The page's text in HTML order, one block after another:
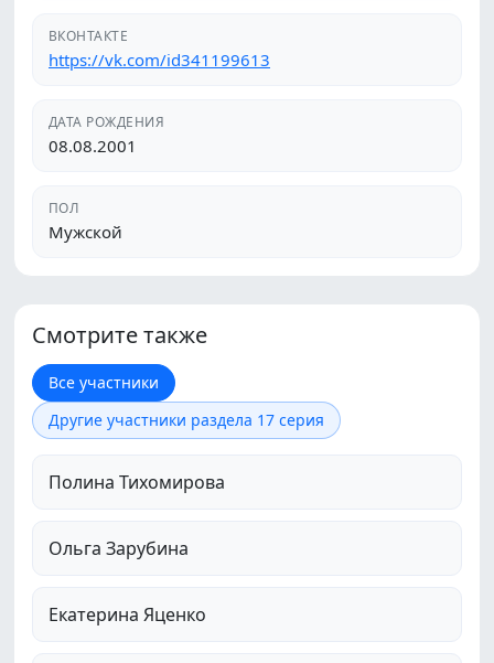
ВКОНТАКТЕ
https://vk.com/id341199613
ДАТА РОЖДЕНИЯ
08.08.2001
ПОЛ
Мужской
Смотрите также
Все участники
Другие участники раздела 17 серия
Полина Тихомирова
Ольга Зарубина
Екатерина Яценко